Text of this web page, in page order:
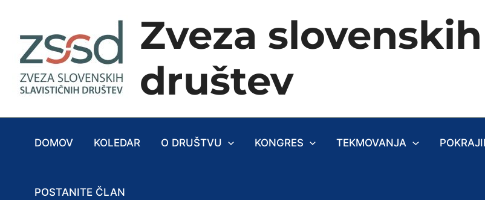
content
Zveza
društev
DOMOV KOLEDAR O DRUŠTVU KONGRES TEKMOVANJA
POSTANITE ČLAN